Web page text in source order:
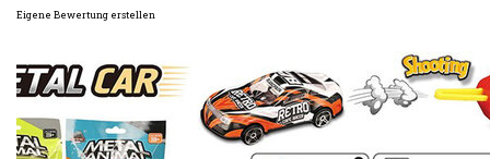
Eigene Bewertung erstellen